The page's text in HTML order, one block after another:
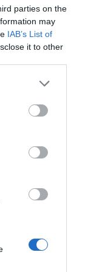
parties on the
may
IAB’s List of
it to other
importan
pleitos